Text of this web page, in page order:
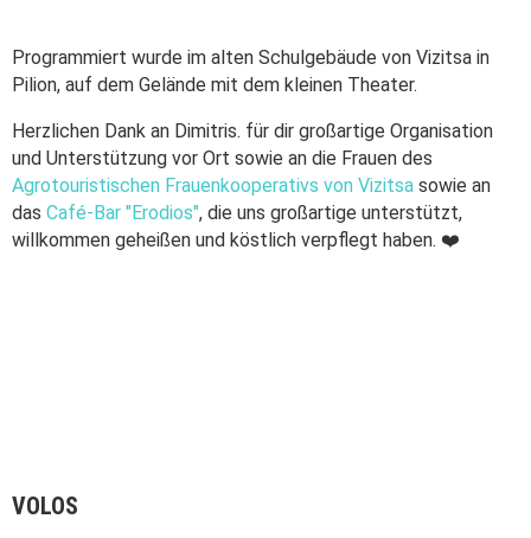
Programmiert wurde im alten Schulgebäude von Vizitsa in
Pilion, auf dem Gelände mit dem kleinen Theater.
Herzlichen Dank an Dimitris. für dir großartige Organisation
und Unterstützung vor Ort sowie an die Frauen des
Agrotouristischen Frauenkooperativs von Vizitsa sowie an
das Café-Bar "Erodios", die uns großartige unterstützt,
willkommen geheißen und köstlich verpflegt haben. ❤️
VOLOS